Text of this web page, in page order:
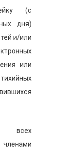
(с
дня)
и/или
или
всех